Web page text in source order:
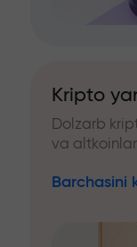
Kripto
Dolzarb
va altkoinlar
Barchasini